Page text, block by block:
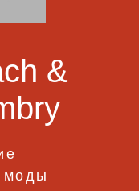
&
моды